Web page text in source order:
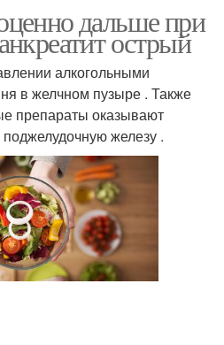
дальше при
острый
алкогольными
в желчном пузыре . Также
препараты оказывают
поджелудочную железу .